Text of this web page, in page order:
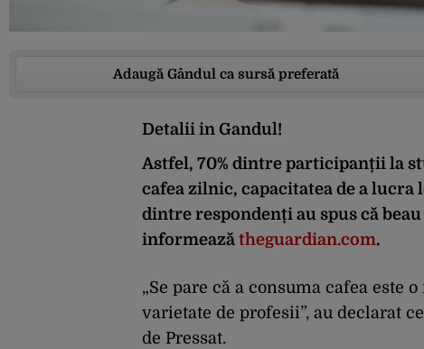
Adaugă Gândul ca sursă preferată
Detalii in Gandul!
Astfel, 70% dintre participanții la
cafea zilnic, capacitatea de a lucra
dintre respondenți au spus că
informează theguardian.com.
„Se pare că a consuma cafea este
varietate de profesii”, au declarat
de Pressat.